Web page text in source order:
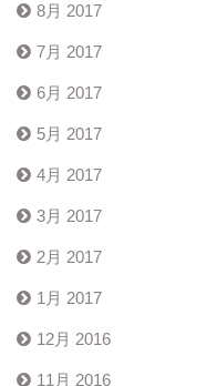
8月 2017
7月 2017
6月 2017
5月 2017
4月 2017
3月 2017
2月 2017
1月 2017
12月 2016
11月 2016